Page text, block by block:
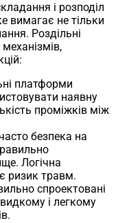
і розподіл
вимагає не тільки
Роздільні
платформи
наявну
проміжків між
безпека на
Логічна
ризик травм.
спроектовані
і легкому